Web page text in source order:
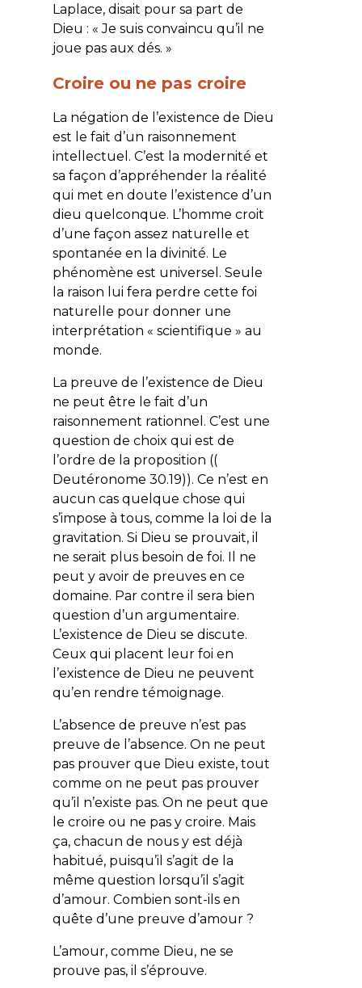
Laplace, disait pour sa part de
Dieu : « Je suis convaincu qu’il ne
joue pas aux dés. »
Croire ou ne pas croire
La négation de l’existence de Dieu
est le fait d’un raisonnement
intellectuel. C’est la modernité et
sa façon d’appréhender la réalité
qui met en doute l’existence d’un
dieu quelconque. L’homme croit
d’une façon assez naturelle et
spontanée en la divinité. Le
phénomène est universel. Seule
la raison lui fera perdre cette foi
naturelle pour donner une
interprétation « scientifique » au
monde.
La preuve de l’existence de Dieu
ne peut être le fait d’un
raisonnement rationnel. C’est une
question de choix qui est de
l’ordre de la proposition ((
Deutéronome 30.19)). Ce n’est en
aucun cas quelque chose qui
s’impose à tous, comme la loi de la
gravitation. Si Dieu se prouvait, il
ne serait plus besoin de foi. Il ne
peut y avoir de preuves en ce
domaine. Par contre il sera bien
question d’un argumentaire.
L’existence de Dieu se discute.
Ceux qui placent leur foi en
l’existence de Dieu ne peuvent
qu’en rendre témoignage.
L’absence de preuve n’est pas
preuve de l’absence. On ne peut
pas prouverque Dieu existe, tout
comme on ne peut pas prouver
qu’il n’existe pas. On ne peut que
le croire ou ne pas y croire. Mais
ça, chacun de nous y est déjà
habitué, puisqu’il s’agit de la
même question lorsqu’il s’agit
d’amour. Combien sont-ils en
quête d’une preuve d’amour ?
L’amour, comme Dieu, ne se
prouve pas, il s’éprouve.